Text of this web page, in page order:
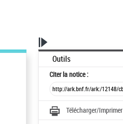
Outils
Citerla notice :
Télécharger/Imprimer